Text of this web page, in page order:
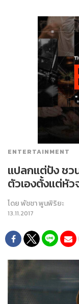
ENTERTAINMENT
แปลกแต่ปัง ชว
ตัวเองตั้งแต่หัว
โดยพัชชา พูนพิริยะ
13.11.2017